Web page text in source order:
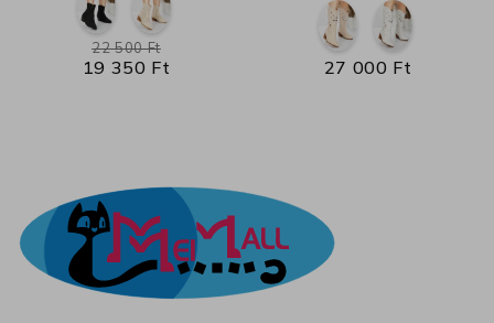
19 350 Ft
22 500 Ft
27 000 Ft